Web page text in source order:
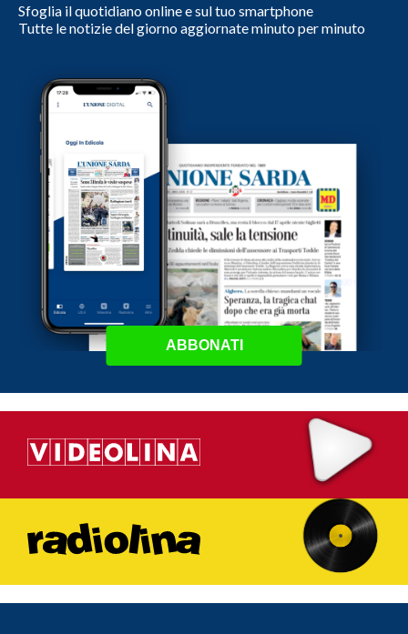
Sfoglia il quotidiano online e sul tuo smartphone
Tutte le notizie del giorno aggiornate minuto per minuto
ABBONATI